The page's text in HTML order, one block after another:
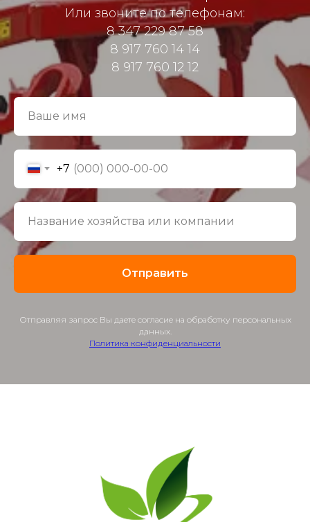
Или звоните по телефонам:
8 347 229 87 58
8 917 760 14 14
8 917 760 12 12
+7
Отправить
Отправляя запрос Вы даете согласие на обработку персональных
данных.
Политика конфиденциальности